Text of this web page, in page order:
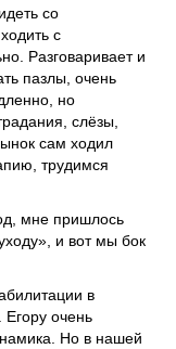
со
с
Разговаривает и
пазлы, очень
но
слёзы,
сам ходил
трудимся
мне пришлось
и вот мы бок
в
очень
Но в нашей